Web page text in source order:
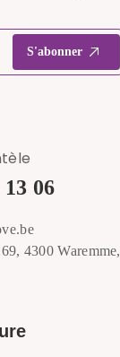
06
4300 Waremme,